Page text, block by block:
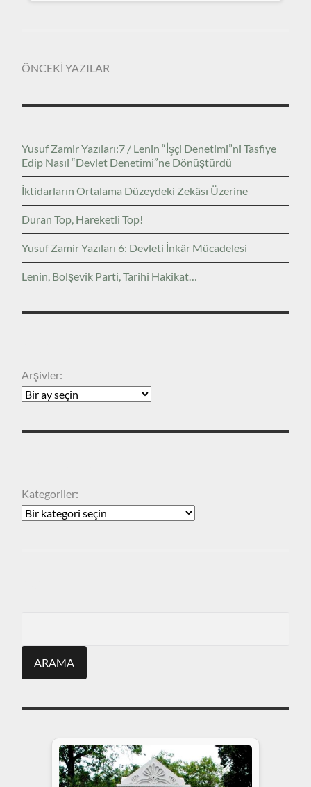
ÖNCEKİ YAZILAR
Yusuf Zamir Yazıları:7 / Lenin “İşçi Denetimi”ni Tasfiye
Edip Nasıl “Devlet Denetimi”ne Dönüştürdü
İktidarların Ortalama Düzeydeki Zekâsı Üzerine
Duran Top, Hareketli Top!
Yusuf Zamir Yazıları 6: Devleti İnkâr Mücadelesi
Lenin, Bolşevik Parti, Tarihi Hakikat…
Arşivler:
Kategoriler: